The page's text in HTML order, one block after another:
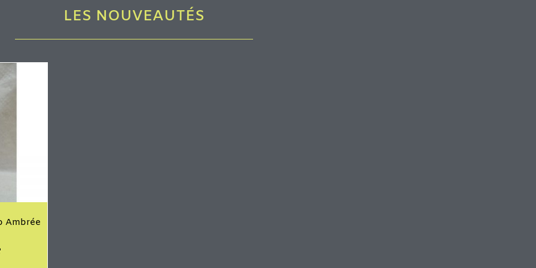
LES NOUVEAUTÉS
Ambrée